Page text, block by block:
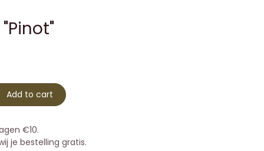
Add to cart
€10.
je bestelling gratis.